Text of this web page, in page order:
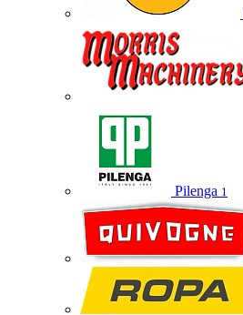
Pilenga 1